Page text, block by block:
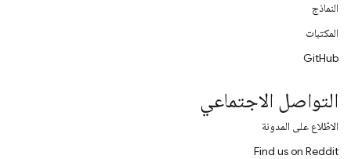
النماذج
المكتبات
GitHub
التواصل الاجتماعي
الاطّلاع على المدونة
Find us on Reddit